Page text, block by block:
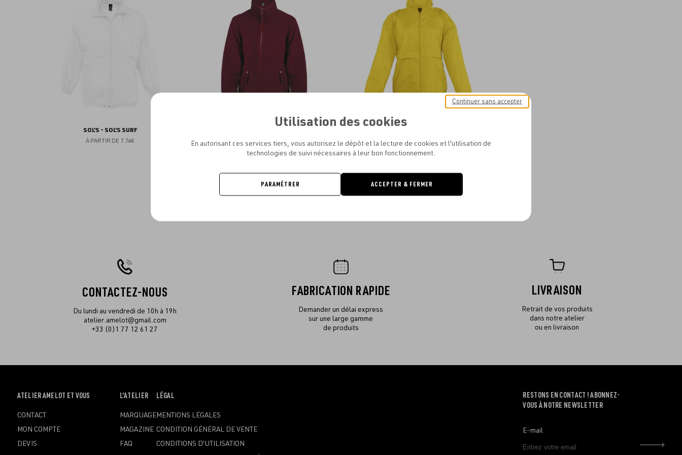
SOL'S - SOL'S SURF
À PARTIR DE 7.74€
À PARTIR DE 11.78€
À PARTIR DE7.61€
CONTACTEZ-NOUS
Du lundi au vendredi de 10h à 19h
atelier.amelot@gmail.com
+33 (0)1 77 12 61 27
FABRICATION RAPIDE
Demander un délai express
sur une large gamme
de produits
LIVRAISON
Retrait de vos produits
dans notre atelier
ou en livraison
OUVRIR
MENU
ATELIER AMELOT ET VOUS
CONTACT
MON COMPTE
DEVIS
OUVRIR
MENU
L'ATELIER
MARQUAGE
MAGAZINE
FAQ
OUVRIR
MENU
LÉGAL
MENTIONS LÉGALES
CONDITION GÉNÉRAL DE VENTE
CONDITIONS D'UTILISATION
RESTONS EN CONTACT ! ABONNEZ-
VOUS À NOTRE NEWSLETTER
E-mail
Utilisation des cookies
En autorisant ces services tiers, vous autorisez le dépôt et la lecture de cookies et l'utilisation de
technologies de suivi nécessaires à leur bon fonctionnement.
Continuer sans accepter
PARAMÉTRER ACCEPTER & FERMER